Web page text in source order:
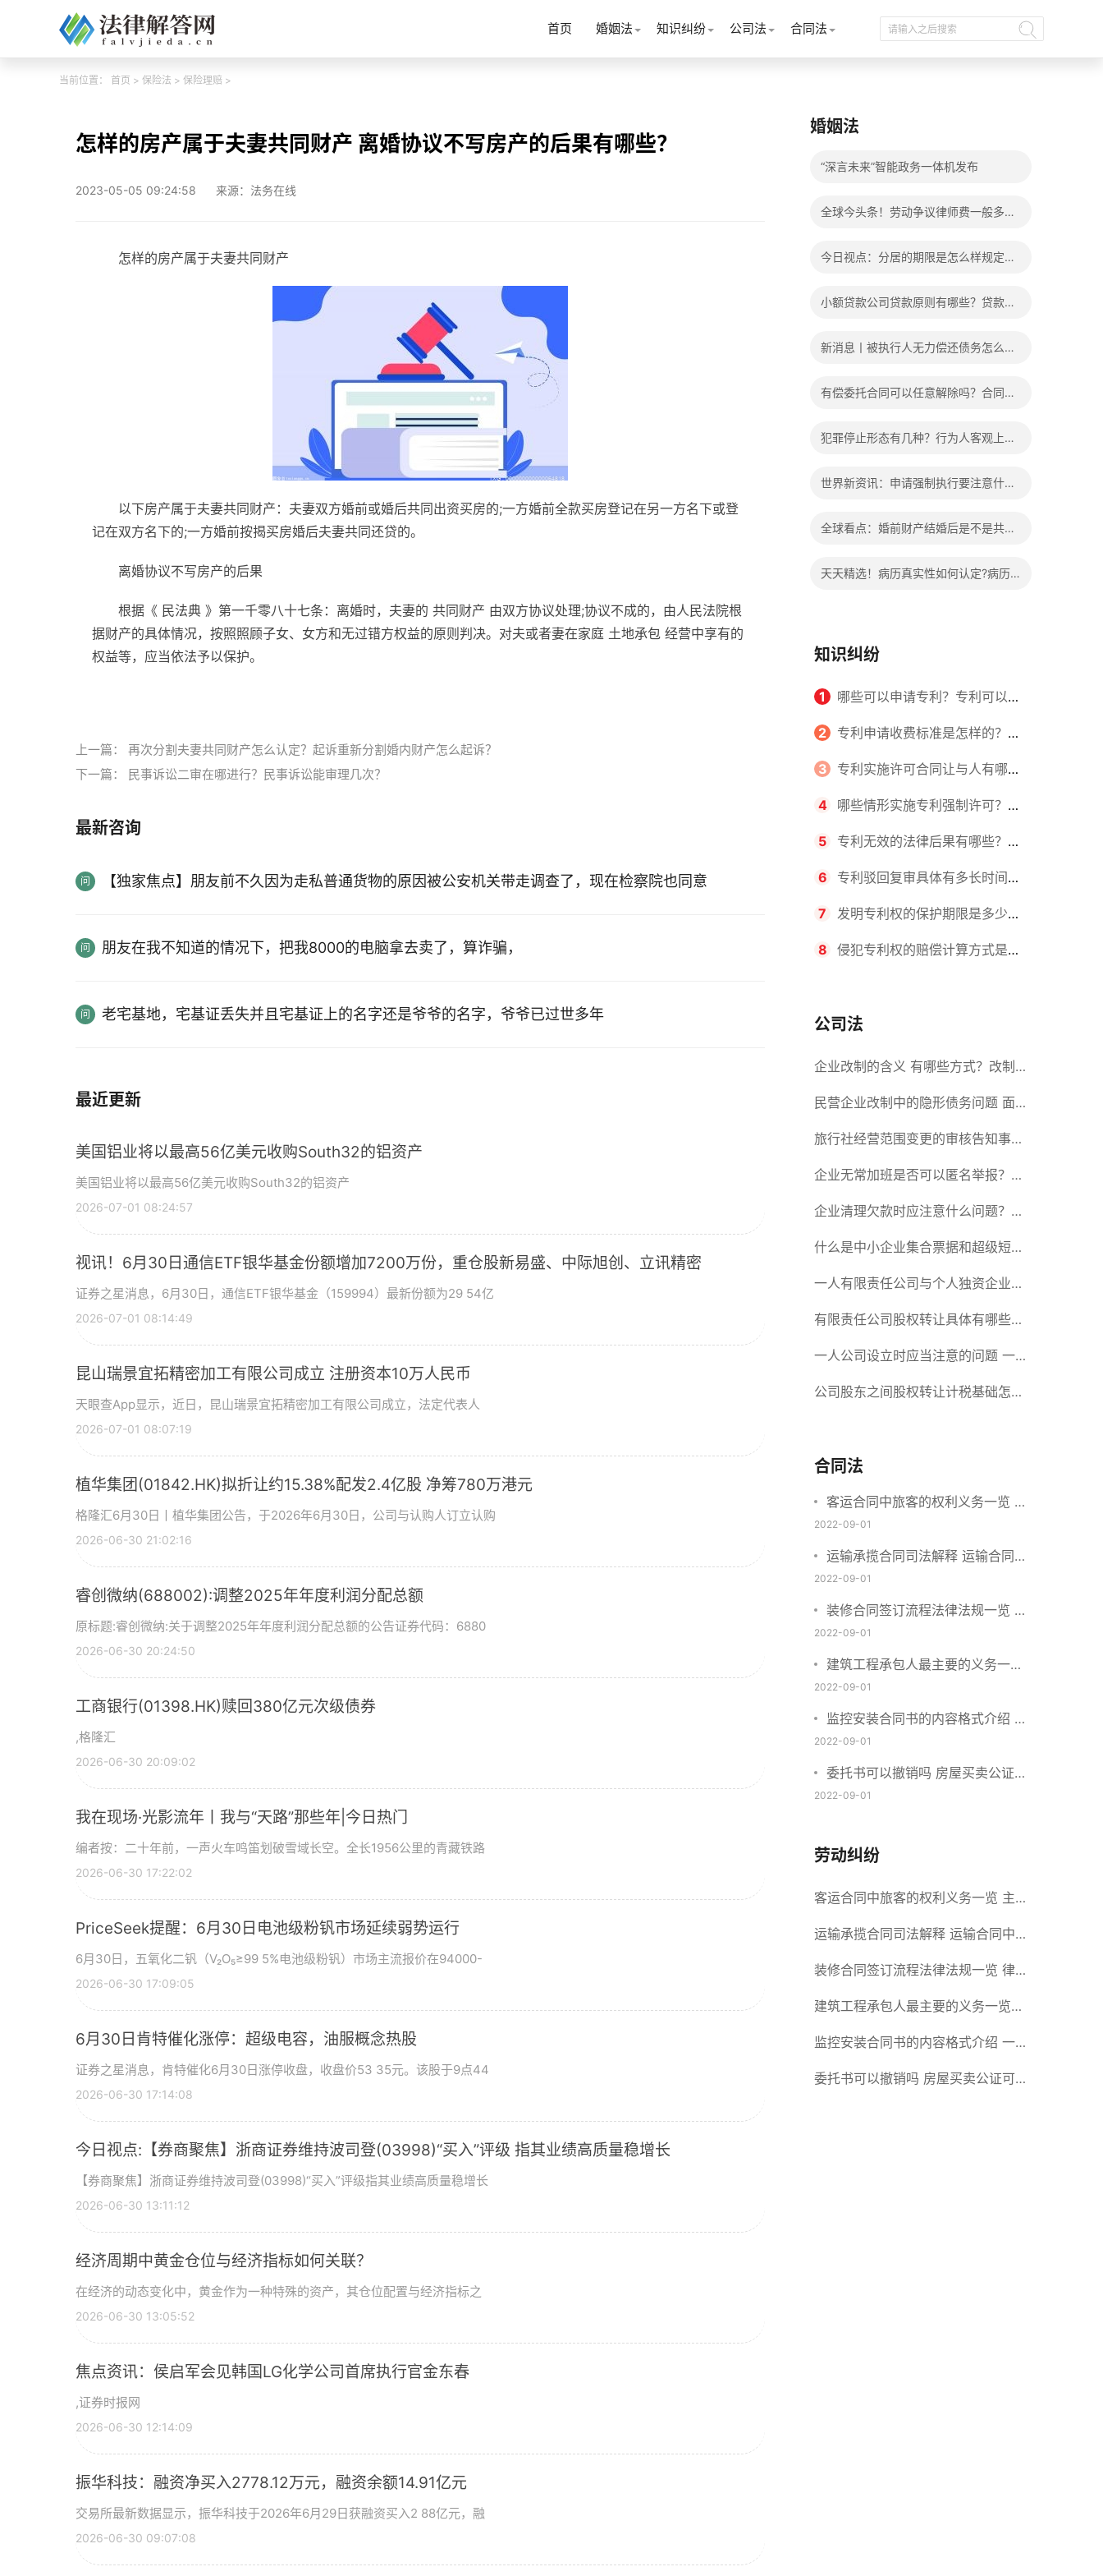
首页 婚姻法 知识纠纷 公司法 合同法
当前位置： 首页 > 保险法 > 保险理赔 >
怎样的房产属于夫妻共同财产 离婚协议不写房产的后果有哪些？
2023-05-05 09:24:58 来源：法务在线
怎样的房产属于夫妻共同财产
以下房产属于夫妻共同财产：夫妻双方婚前或婚后共同出资买房的;一方婚前全款买房登记在另一方名下或登
记在双方名下的;一方婚前按揭买房婚后夫妻共同还贷的。
离婚协议不写房产的后果
根据《 民法典 》第一千零八十七条：离婚时，夫妻的 共同财产 由双方协议处理;协议不成的，由人民法院根
据财产的具体情况，按照照顾子女、女方和无过错方权益的原则判决。对夫或者妻在家庭 土地承包 经营中享有的
权益等，应当依法予以保护。
上一篇： 再次分割夫妻共同财产怎么认定？起诉重新分割婚内财产怎么起诉？
下一篇： 民事诉讼二审在哪进行？民事诉讼能审理几次？
最新咨询
【独家焦点】朋友前不久因为走私普通货物的原因被公安机关带走调查了，现在检察院也同意
朋友在我不知道的情况下，把我8000的电脑拿去卖了，算诈骗，
老宅基地，宅基证丢失并且宅基证上的名字还是爷爷的名字，爷爷已过世多年
最近更新
美国铝业将以最高56亿美元收购South32的铝资产
美国铝业将以最高56亿美元收购South32的铝资产
2026-07-01 08:24:57
视讯！6月30日通信ETF银华基金份额增加7200万份，重仓股新易盛、中际旭创、立讯精密
证券之星消息，6月30日，通信ETF银华基金（159994）最新份额为29 54亿
2026-07-01 08:14:49
昆山瑞景宜拓精密加工有限公司成立 注册资本10万人民币
天眼查App显示，近日，昆山瑞景宜拓精密加工有限公司成立，法定代表人
2026-07-01 08:07:19
植华集团(01842.HK)拟折让约15.38%配发2.4亿股 净筹780万港元
格隆汇6月30日丨植华集团公告，于2026年6月30日，公司与认购人订立认购
2026-06-30 21:02:16
睿创微纳(688002):调整2025年年度利润分配总额
原标题:睿创微纳:关于调整2025年年度利润分配总额的公告证券代码：6880
2026-06-30 20:24:50
工商银行(01398.HK)赎回380亿元次级债券
,格隆汇
2026-06-30 20:09:02
我在现场·光影流年丨我与“天路”那些年|今日热门
编者按：二十年前，一声火车鸣笛划破雪域长空。全长1956公里的青藏铁路
2026-06-30 17:22:02
PriceSeek提醒：6月30日电池级粉钒市场延续弱势运行
6月30日，五氧化二钒（V₂O₅≥99 5%电池级粉钒）市场主流报价在94000-
2026-06-30 17:09:05
6月30日肯特催化涨停：超级电容，油服概念热股
证券之星消息，肯特催化6月30日涨停收盘，收盘价53 35元。该股于9点44
2026-06-30 17:14:08
今日视点:【券商聚焦】浙商证券维持波司登(03998)“买入”评级 指其业绩高质量稳增长
【券商聚焦】浙商证券维持波司登(03998)“买入”评级指其业绩高质量稳增长
2026-06-30 13:11:12
经济周期中黄金仓位与经济指标如何关联？
在经济的动态变化中，黄金作为一种特殊的资产，其仓位配置与经济指标之
2026-06-30 13:05:52
焦点资讯：侯启军会见韩国LG化学公司首席执行官金东春
,证券时报网
2026-06-30 12:14:09
振华科技：融资净买入2778.12万元，融资余额14.91亿元
交易所最新数据显示，振华科技于2026年6月29日获融资买入2 88亿元，融
2026-06-30 09:07:08
婚姻法
“深言未来”智能政务一体机发布
全球今头条！劳动争议律师费一般多少
今日视点：分居的期限是怎么样规定
小额贷款公司贷款原则有哪些？贷款不
新消息丨被执行人无力偿还债务怎么
有偿委托合同可以任意解除吗？合同无
犯罪停止形态有几种？行为人客观上实
世界新资讯：申请强制执行要注意什么
全球看点：婚前财产结婚后是不是共同
天天精选！病历真实性如何认定?病历
知识纠纷
1 哪些可以申请专利？专利可以同
时多个人一起申请吗？
2 专利申请收费标准是怎样的？申
请不同类型的专利所需要的钱不同
3 专利实施许可合同让与人有哪些
主要义务？专利实施许可合同与专利
许可合同有什么区别？
4 哪些情形实施专利强制许可？专
利强制许可的前提条件是什么？
5 专利无效的法律后果有哪些？专
利的无效情形有哪些？
6 专利驳回复审具体有多长时间？
哪些情况下专利申请可能被驳回？
7 发明专利权的保护期限是多少
年？非专利发明人是否有专利申请
8 侵犯专利权的赔偿计算方式是什
间？
公司法
企业改制的含义 有哪些方式？改制
后国企员工属于什么性质？
民营企业改制中的隐形债务问题 面
对隐形债务问题应该如何解决？
旅行社经营范围变更的审核告知事项
旅游业的发展现状和趋势
企业无常加班是否可以匿名举报？强
制加班公司没有加班费怎么办？
企业清理欠款时应注意什么问题？企
业短期借款需要注意哪些事项？
什么是中小企业集合票据和超级短期
融资券？一起来了解一下吧！
一人有限责任公司与个人独资企业的
区别 这些知识你都知道吗？
有限责任公司股权转让具体有哪些形
式？来了解下这五种形式
一人公司设立时应当注意的问题 一
人公司的特征
公司股东之间股权转让计税基础怎么
合什么要件？
合同法
客运合同中旅客的权利义务一览 主
要包括这些内容
2022-09-01
运输承揽合同司法解释 运输合同中
承运人的义务有哪些
2022-09-01
装修合同签订流程法律法规一览 律
师解答
2022-09-01
建筑工程承包人最主要的义务一览
承包合同内容介绍
2022-09-01
监控安装合同书的内容格式介绍 一
般包括这些条款
2022-09-01
委托书可以撤销吗 房屋买卖公证可
否撤销
2022-09-01
劳动纠纷
客运合同中旅客的权利义务一览 主
要包括这些内容
运输承揽合同司法解释 运输合同中
承运人的义务有哪些
装修合同签订流程法律法规一览 律
师解答
建筑工程承包人最主要的义务一览
承包合同内容介绍
监控安装合同书的内容格式介绍 一
般包括这些条款
委托书可以撤销吗 房屋买卖公证可